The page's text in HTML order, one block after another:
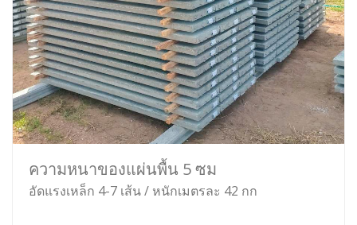
ความหนาของแผ่นพื้น 5 ซม
อัดแรงเหล็ก 4-7 เส้น / หนักเมตรละ 42 กก